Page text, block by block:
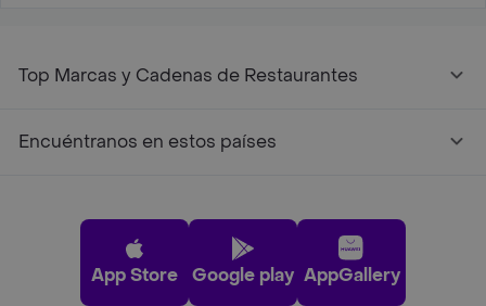
Top Marcas y Cadenas de Restaurantes
Encuéntranos en estos países
App Store Google play AppGallery